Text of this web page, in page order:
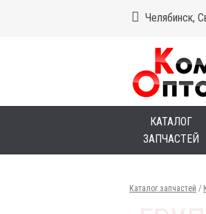
Челябинск,
КАТАЛОГ
ЗАПЧАСТЕЙ
Каталог запчастей /